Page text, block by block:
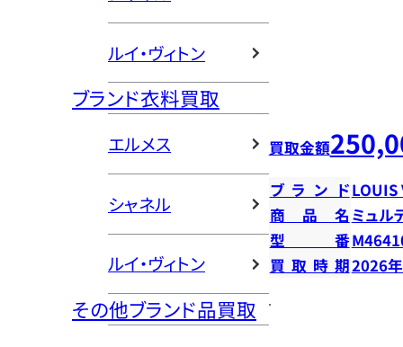
ルイ・ヴィトン
ブランド衣料買取
エルメス
シャネル
ルイ・ヴィトン
その他ブランド品買取
買取金額
ブランドLOUIS
商品名 ミュル
型番
買取時期2026